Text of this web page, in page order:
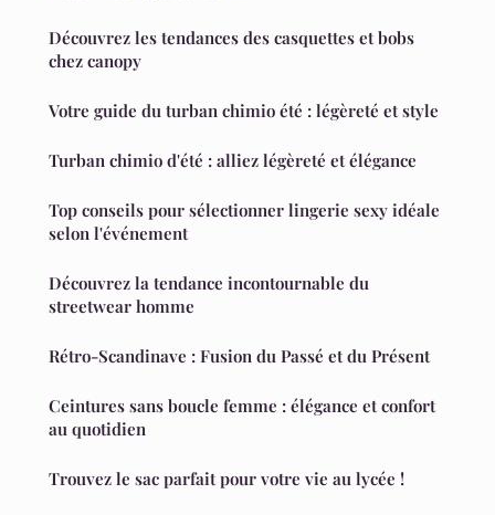
Découvrez les tendances des casquettes et bobs
chez canopy
Votre guide du turban chimio été : légèreté et style
Turban chimio d'été : alliez légèreté et élégance
Top conseils pour sélectionner lingerie sexy idéale
selon l'événement
Découvrez la tendance incontournable du
streetwear homme
Rétro-Scandinave : Fusion du Passé et du Présent
Ceintures sans boucle femme : élégance et confort
au quotidien
Trouvez le sac parfait pour votre vie au lycée !